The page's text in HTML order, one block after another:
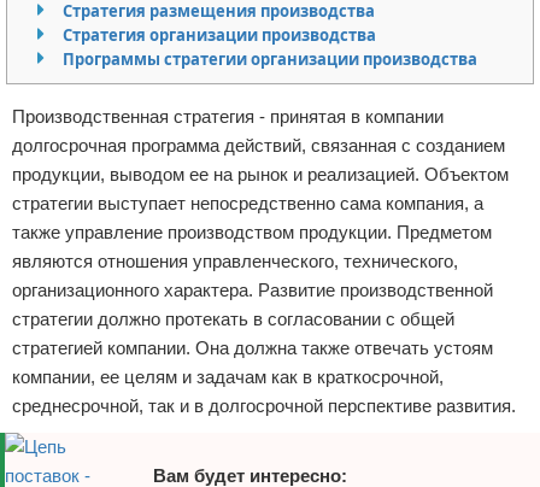
Международный бизнес
Продажи
Начало бизнеса
Обзоры услуг
Самосовершенствование
Деловое общение
Менеджмент
Для правообладателей
Условия предоставления информации
Отказ от ответственности
Стратегия размещения производства
Стратегия организации производства
Программы стратегии организации производства
Производственная стратегия - принятая в компании
долгосрочная программа действий, связанная с созданием
продукции, выводом ее на рынок и реализацией. Объектом
стратегии выступает непосредственно сама компания, а
также управление производством продукции. Предметом
являются отношения управленческого, технического,
организационного характера. Развитие производственной
стратегии должно протекать в согласовании с общей
стратегией компании. Она должна также отвечать устоям
компании, ее целям и задачам как в краткосрочной,
среднесрочной, так и в долгосрочной перспективе развития.
Вам будет интересно: